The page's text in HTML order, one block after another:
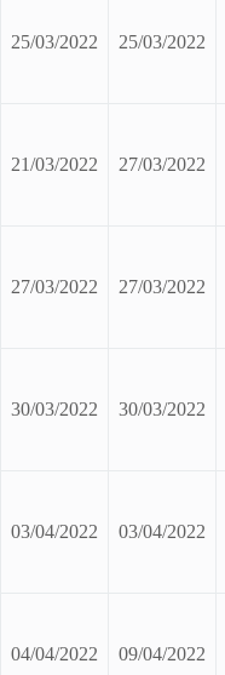
25/03/2022 25/03/2022
21/03/2022 27/03/2022
27/03/2022 27/03/2022
30/03/2022 30/03/2022
03/04/2022 03/04/2022
04/04/2022 09/04/2022